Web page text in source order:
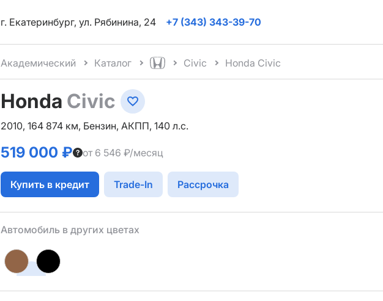
г. Екатеринбург, ул. Рябинина, 24 +7 (343) 343-39-70
Академический Каталог Civic Honda Civic
Honda Civic
2010, 164 874 км, Бензин, АКПП, 140 л.с.
519 000 ₽ от 6 546 ₽/месяц
Купить в кредит Trade-In Рассрочка
Автомобиль в других цветах